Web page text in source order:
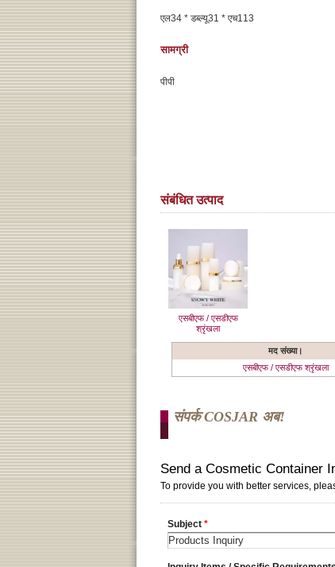
एल34 * डब्ल्यू31 * एच113
सामग्री
पीपी
संबंधित उत्पाद
एसबीएफ / एसडीएफ
श्रृंखला
मद संख्या।
एसबीएफ / एसडीएफ श्रृंखला
संपर्क COSJAR अब!